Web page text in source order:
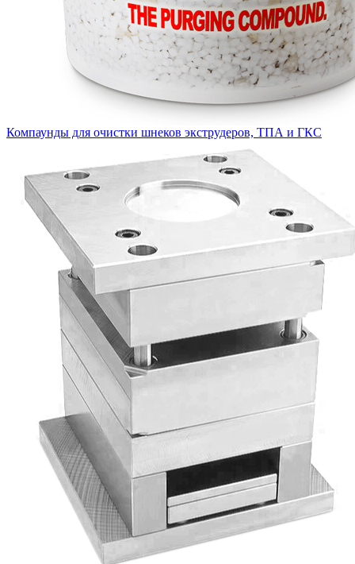
Компаунды для очистки шнеков экструдеров, ТПА и ГКС